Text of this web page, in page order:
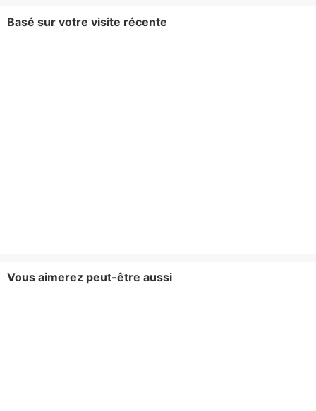
Basé sur votre visite récente
Vous aimerez peut-être aussi